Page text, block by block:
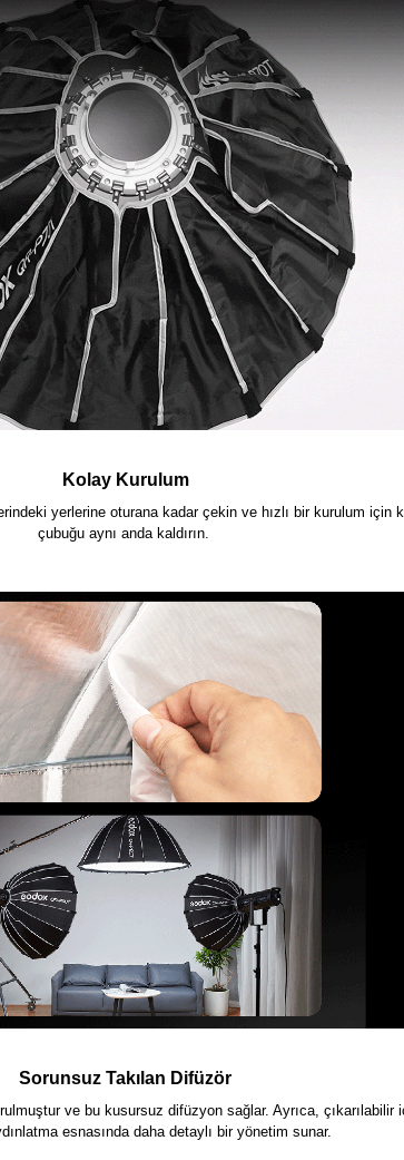
Kolay Kurulum
yerlerine oturana kadar çekin ve hızlı bir kurulum için
çubuğu aynı anda kaldırın.
Sorunsuz Takılan Difüzör
ve bu kusursuz difüzyon sağlar. Ayrıca, çıkarılabilir
esnasında daha detaylı bir yönetim sunar.